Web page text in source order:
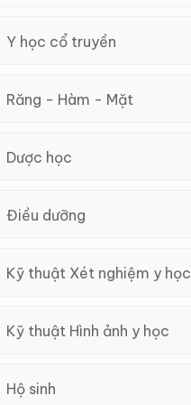
Y học cổ truyền
Răng - Hàm - Mặt
Dược học
Điều dưỡng
Kỹ thuật Xét nghiệm y học
Kỹ thuật Hình ảnh y học
Hộ sinh